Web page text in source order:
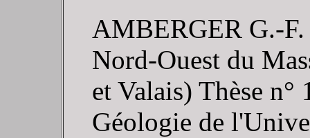
AMBERGER G.-
Nord-Ouest du
et Valais) Thèse
Géologie de